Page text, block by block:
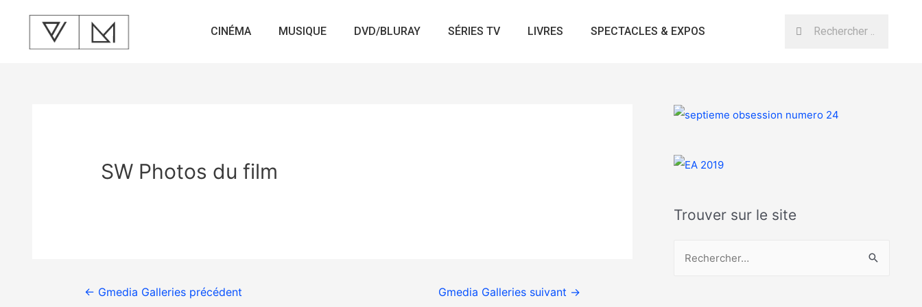
CINÉMA MUSIQUE DVD/BLURAY SÉRIES TV LIVRES SPECTACLES & EXPOS
SW Photos du film
← Gmedia Galleries précédent Gmedia Galleries suivant →
Trouver sur le site